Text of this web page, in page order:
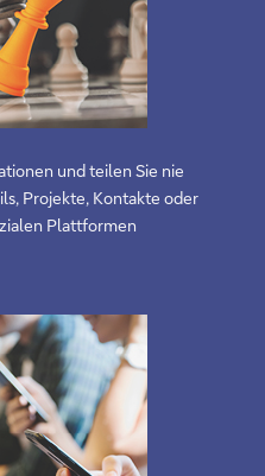
und teilen Sie nie
Projekte, Kontakte oder
Plattformen